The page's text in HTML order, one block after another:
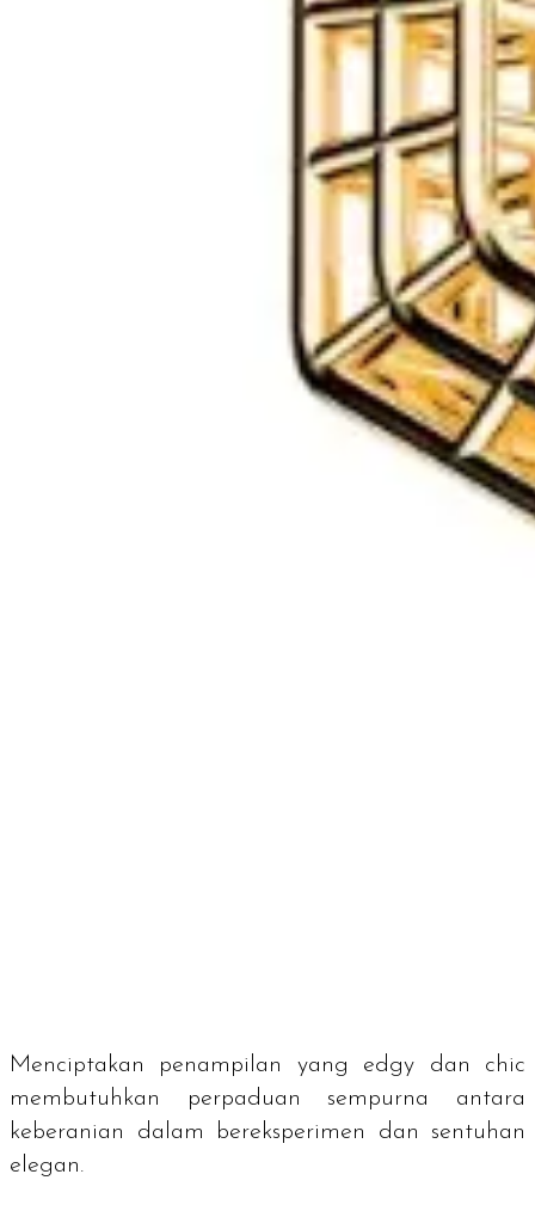
Menciptakan penampilan yang edgy dan chic
membutuhkan perpaduan sempurna antara
keberanian dalam bereksperimen dan sentuhan
elegan.